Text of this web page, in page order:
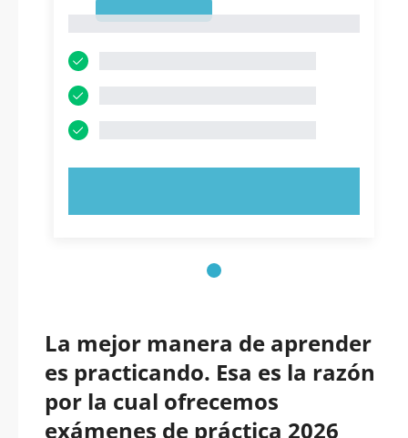
La mejor manera de aprender
es practicando. Esa es la razón
por la cual ofrecemos
exámenes de práctica 2026